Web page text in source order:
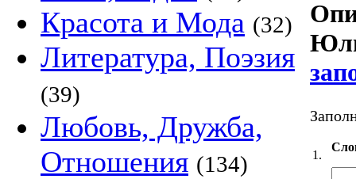
Красота и Мода (32)
Литература, Поэзия
(39)
Любовь, Дружба,
Отношения (134) 1.